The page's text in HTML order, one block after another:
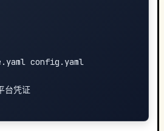
config.yaml
台凭证